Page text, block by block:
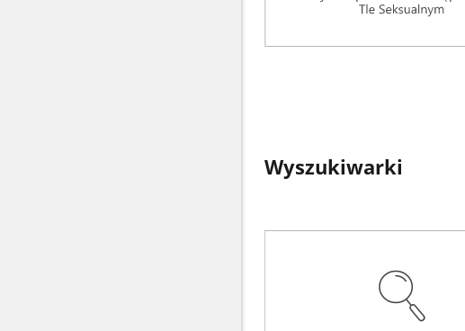
Wyszukiwarki